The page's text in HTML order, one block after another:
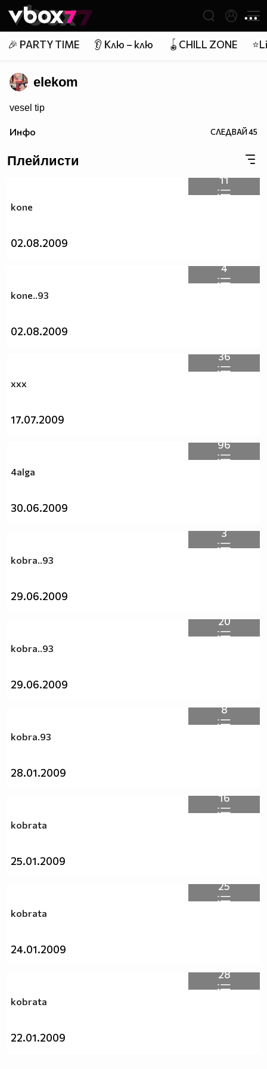
👾
🎉 PARTY TIME 👂 Клю – клю 🪀CHILL ZONE
elekom
vesel tip
Инфо СЛЕДВАЙ45
Плейлисти
11
kone
02.08.2009
4
kone..93
02.08.2009
36
xxx
17.07.2009
96
4alga
30.06.2009
3
kobra..93
29.06.2009
20
kobra..93
29.06.2009
8
kobra.93
28.01.2009
16
kobrata
25.01.2009
25
kobrata
24.01.2009
28
kobrata
22.01.2009